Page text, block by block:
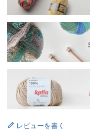
レビューを書く